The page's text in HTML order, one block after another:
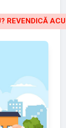
REVENDICĂ